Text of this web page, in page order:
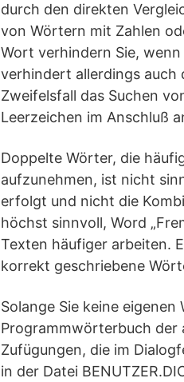
durch den direkten
von Wörtern mit Zahlen
Wort verhindern Sie,
verhindert allerdings auch
Zweifelsfall das Suchen
Leerzeichen im Anschluß
Doppelte Wörter, die
aufzunehmen, ist nicht
erfolgt und nicht die
höchst sinnvoll, Word
Texten häufiger arbeiten.
korrekt geschriebene
Solange Sie keine
Programmwörterbuch der
Zufügungen, die im
in der Datei